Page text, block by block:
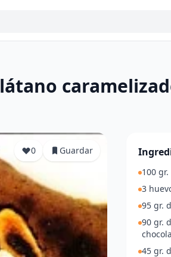
0 Guardar
100 gr.
3
95 gr.
90 gr.
45 gr.